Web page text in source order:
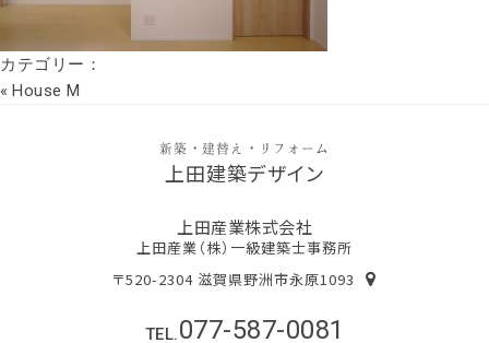
カテゴリー：
« House M
新築・建替え・リフォーム
上田建築デザイン
上田産業株式会社
上田産業（株）一級建築士事務所
〒520-2304 滋賀県野洲市永原1093
TEL.077-587-0081